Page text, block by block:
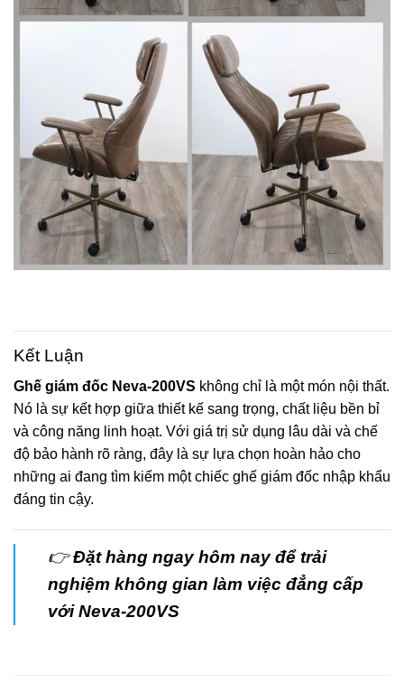
Kết Luận
Ghế giám đốc Neva-200VS không chỉ là một món nội thất.
Nó là sự kết hợp giữa thiết kế sang trọng, chất liệu bền bỉ
và công năng linh hoạt. Với giá trị sử dụng lâu dài và chế
độ bảo hành rõ ràng, đây là sự lựa chọn hoàn hảo cho
những ai đang tìm kiếm một chiếc ghế giám đốc nhập khẩu
đáng tin cậy.
👉Đặt hàng ngay hôm nay để trải
nghiệm không gian làm việc đẳng cấp
với Neva-200VS